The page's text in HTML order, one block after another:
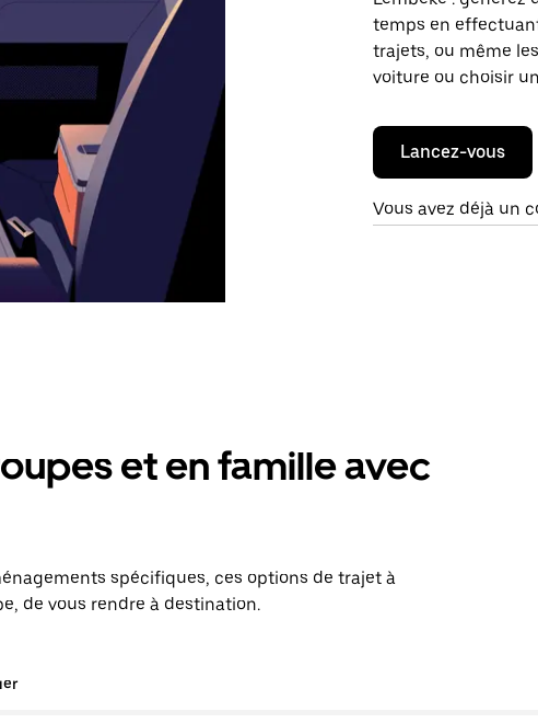
temps en
trajets, ou même
voiture ou choisir
Lancez-vous
Vous avez déjà un
et en famille avec
spécifiques, ces options de trajet à
de vous rendre à destination.